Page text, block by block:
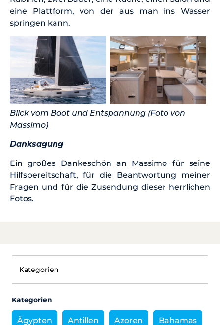
eine Plattform, von der aus man ins Wasser
springen kann.
Blick vom Boot und Entspannung (Foto von
Massimo)
Danksagung
Ein großes Dankeschön an Massimo für seine
Hilfsbereitschaft, für die Beantwortung meiner
Fragen und für die Zusendung dieser herrlichen
Fotos.
Kategorien
Ägypten Antillen Azoren Bahamas